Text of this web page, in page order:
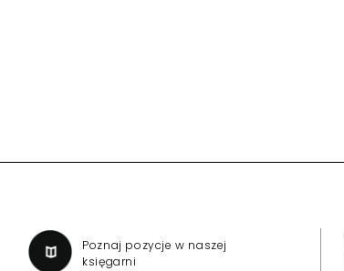
Poznaj pozycje w naszej
księgarni